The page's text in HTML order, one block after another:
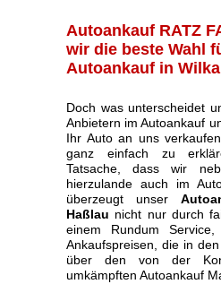
Autoankauf RATZ
wir die beste Wahl
Autoankauf in
Doch was unterscheidet
Anbietern im Autoankauf
Ihr Auto an uns
ganz einfach zu
Tatsache, dass wir
hierzulande auch im
überzeugt unser
Haßlau nicht nur durch
einem Rundum
Ankaufspreisen, die in
über den von der
umkämpften Autoankauf